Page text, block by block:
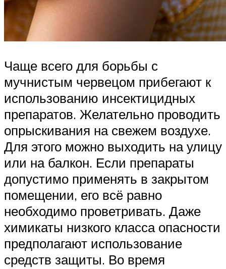
Чаще всего для борьбы с
мучнистым червецом прибегают к
использованию инсектицидных
препаратов. Желательно проводить
опрыскивания на свежем воздухе.
Для этого можно выходить на улицу
или на балкон. Если препараты
допустимо применять в закрытом
помещении, его всё равно
необходимо проветривать. Даже
химикаты низкого класса опасности
предполагают использование
средств защиты. Во время